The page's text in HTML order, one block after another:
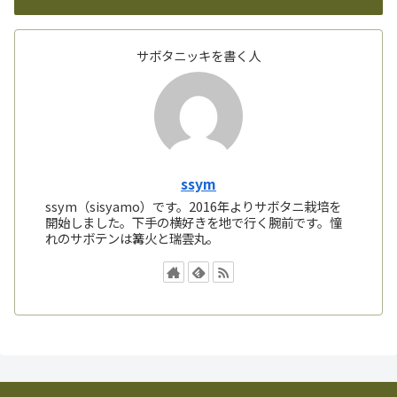
サボタニッキを書く人
ssym
ssym（sisyamo）です。2016年よりサボタニ栽培を
開始しました。下手の横好きを地で行く腕前です。憧
れのサボテンは篝火と瑞雲丸。